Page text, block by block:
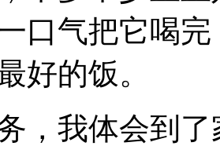
口气把它喝
好的饭。
，我体会到